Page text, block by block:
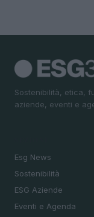
Sostenibilità, etica,
aziende, eventi e
Esg News
Sostenibilità
ESG Aziende
Eventi e Agenda